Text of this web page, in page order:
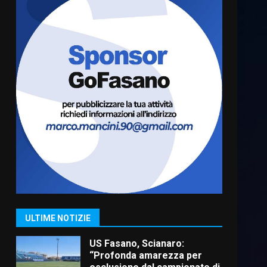
ULTIME NOTIZIE
Cura dei beni comuni e
cittadinanza attiva: online
l’avviso per la gestione
condivisa della Villetta di
Laureto
6 Agosto 2026 06:20
7
La magia del Minareto e la
prima assoluta de “L’Albergo
Belvedere. Il rapimento”
6 Agosto 2026 06:15
1
“I Contestatori: Musica di
Rivoluzione”: nuovo
appuntamento con “Fasano in
US Fasano, Scianaro:
“Profonda amarezza per